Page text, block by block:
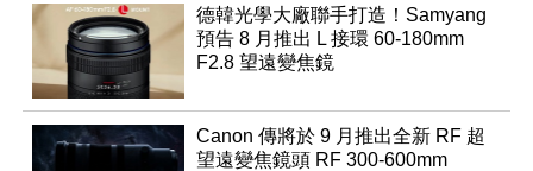
德韓光學大廠聯手打造！Samyang
預告 8 月推出 L 接環 60-180mm
F2.8 望遠變焦鏡
Canon 傳將於 9 月推出全新 RF 超
望遠變焦鏡頭 RF 300-600mm